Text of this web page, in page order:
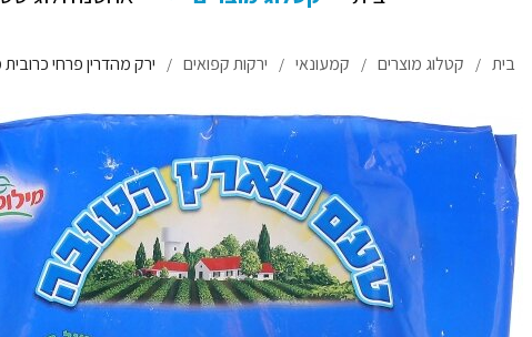
בית / קטלוג מוצרים / קמעונאי / ירקות קפואים / ירק מהדרין פרחי כרובית